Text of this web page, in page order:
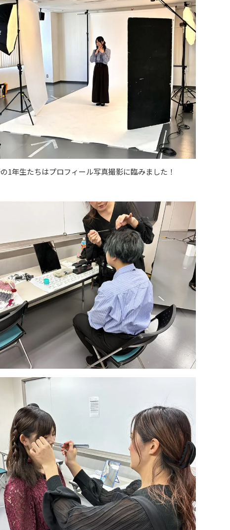
1年生たちはプロフィール写真撮影に臨みました！